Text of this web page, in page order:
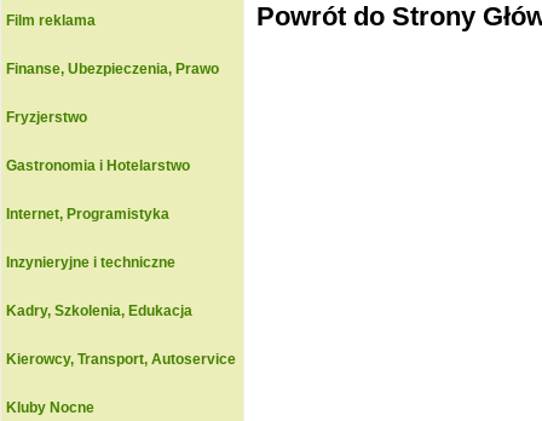
Film reklama
Finanse, Ubezpieczenia, Prawo
Fryzjerstwo
Gastronomia i Hotelarstwo
Internet, Programistyka
Inzynieryjne i techniczne
Kadry, Szkolenia, Edukacja
Kierowcy, Transport, Autoservice
Kluby Nocne
Powrót do Strony